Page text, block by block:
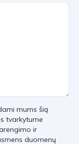
mums šią
tvarkytume
ir
duomenų